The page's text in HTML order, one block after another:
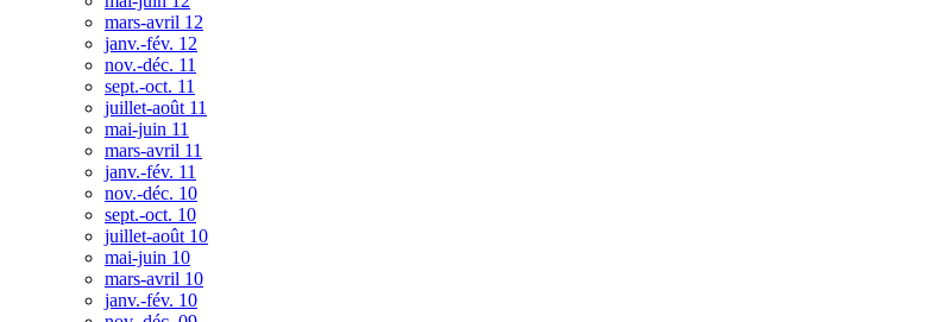
mars-avril 12
janv.-fév. 12
nov.-déc. 11
sept.-oct. 11
juillet-août 11
mai-juin 11
mars-avril 11
janv.-fév. 11
nov.-déc. 10
sept.-oct. 10
juillet-août 10
mai-juin 10
mars-avril 10
janv.-fév. 10